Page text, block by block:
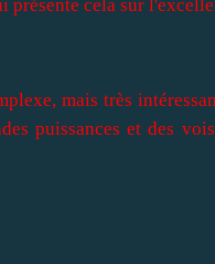
présente cela sur
mais très
puissances et des